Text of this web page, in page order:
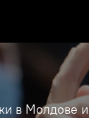
в Молдове